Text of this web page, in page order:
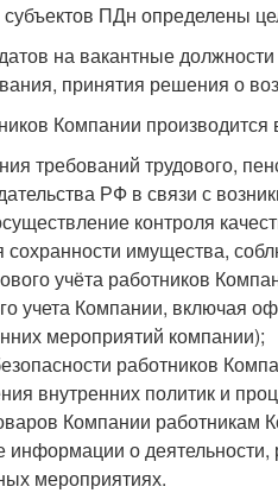
ПДн определены
на вакантные
принятия решения о
Компании
требований трудового,
РФ в связи с
контроля
сохранности имущества,
учёта работников
учета Компании, включая
мероприятий компании);
работников
внутренних политик и
Компании
о деятельности,
мероприятиях.